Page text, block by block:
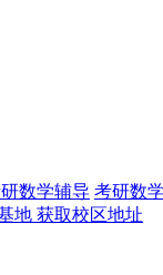
数学辅导 考研数
地 获取校区地址